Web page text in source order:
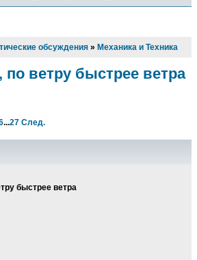
обсуждения » Механика и Техника
ветру быстрее ветра
...27 След.
быстрее ветра